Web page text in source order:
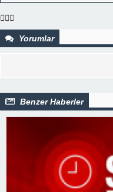
Yorumlar
Benzer Haberler